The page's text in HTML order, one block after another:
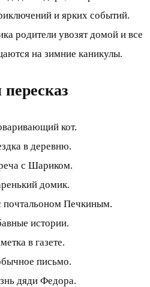
и ярких событий.
родители увозят домой и все
на зимние каникулы.
кот.
в деревню.
с Шариком.
домик.
почтальоном Печкиным.
истории.
в газете.
письмо.
дяди Федора.